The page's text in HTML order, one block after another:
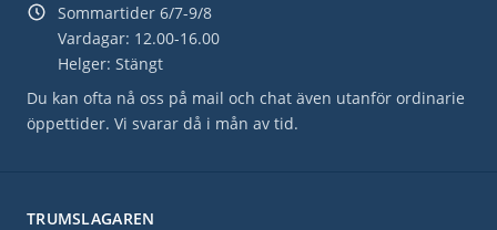
Sommartider 6/7-9/8
Vardagar: 12.00-16.00
Helger: Stängt
Du kan ofta nå oss på mail och chat även utanför ordinarie
öppettider. Vi svarar då i mån av tid.
TRUMSLAGAREN